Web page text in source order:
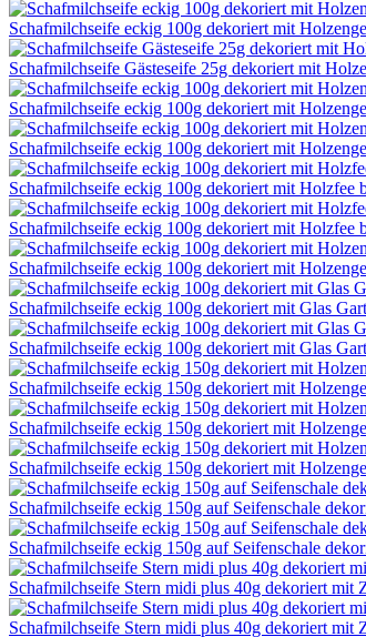
Schafmilchseife eckig 100g dekoriert mit
Schafmilchseife Gästeseife 25g dekoriert mit
Schafmilchseife eckig 100g dekoriert mit
Schafmilchseife eckig 100g dekoriert mit
Schafmilchseife eckig 100g dekoriert mit Holzfee
Schafmilchseife eckig 100g dekoriert mit Holzfee
Schafmilchseife eckig 100g dekoriert mit
Schafmilchseife eckig 100g dekoriert mit Glas
Schafmilchseife eckig 100g dekoriert mit Glas
Schafmilchseife eckig 150g dekoriert mit
Schafmilchseife eckig 150g dekoriert mit
Schafmilchseife eckig 150g dekoriert mit
Schafmilchseife eckig 150g auf Seifenschale
Schafmilchseife eckig 150g auf Seifenschale
Schafmilchseife Stern midi plus 40g dekoriert mit
Schafmilchseife Stern midi plus 40g dekoriert mit